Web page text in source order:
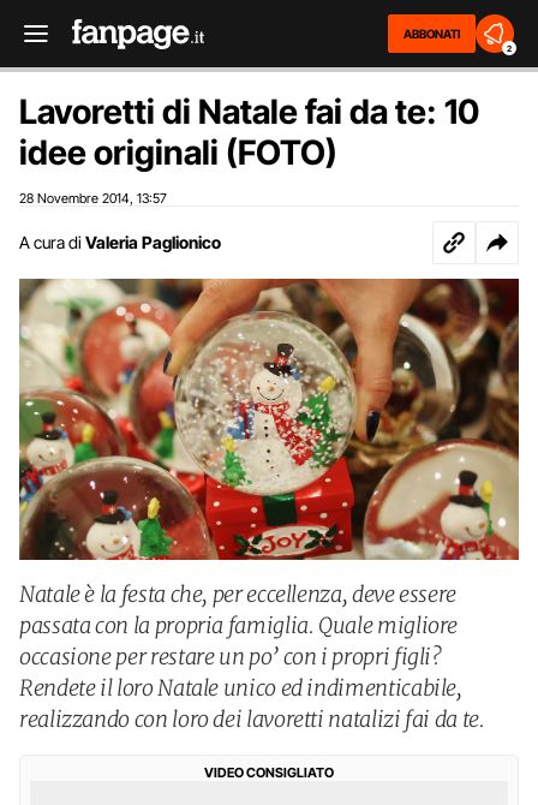
ABBONATI
2
Lavoretti di Natale fai da te: 10
idee originali (FOTO)
28 Novembre 2014 13:57
A cura di Valeria Paglionico
Natale è la festa che, per eccellenza, deve essere
passata con la propria famiglia. Quale migliore
occasione per restare un po’ con i propri figli?
Rendete il loro Natale unico ed indimenticabile,
realizzando con loro dei lavoretti natalizi fai da te.
VIDEO CONSIGLIATO